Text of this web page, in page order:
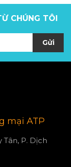
CHÚNG TÔI
Gửi
mại ATP
Tân, P. Dịch